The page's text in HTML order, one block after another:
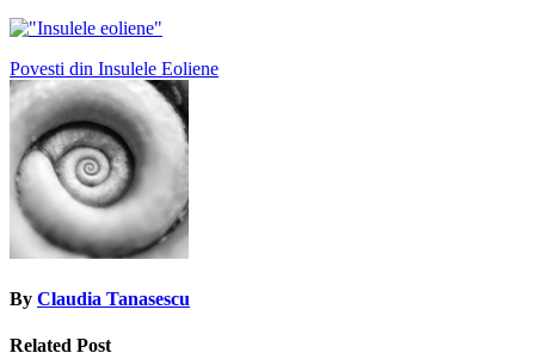
Post
navigation
Povesti din Insulele Eoliene
By Claudia Tanasescu
Related Post